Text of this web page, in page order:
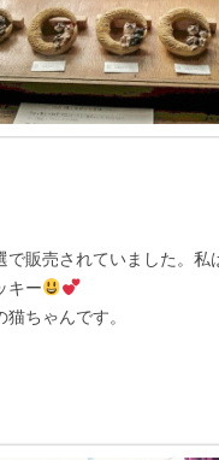
で販売されていました。私
キー
ちゃんです。